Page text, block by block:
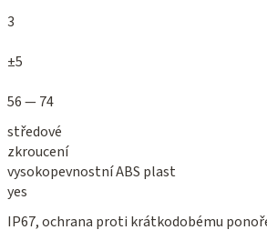
3
±5
56 — 74
středové
zkroucení
vysokopevnostní ABS plast
yes
IP67, ochrana proti krátkodobému